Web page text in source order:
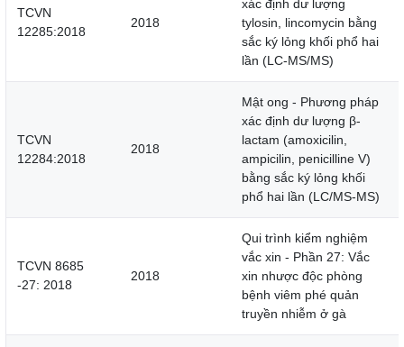
TCVN
12285:2018
2018
xác định dư lượng
tylosin, lincomycin bằng
sắc ký lỏng khối phổ hai
lần (LC-MS/MS)
TCVN
12284:2018
2018
Mật ong - Phương pháp
xác định dư lượng β-
lactam (amoxicilin,
ampicilin, penicilline V)
bằng sắc ký lỏng khối
phổ hai lần (LC/MS-MS)
TCVN 8685
-27: 2018
2018
Qui trình kiểm nghiệm
vắc xin - Phần 27: Vắc
xin nhược độc phòng
bệnh viêm phé quản
truyền nhiễm ở gà